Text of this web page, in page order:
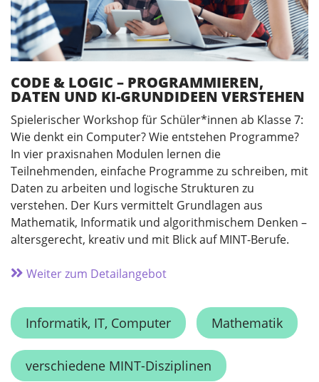
CODE & LOGIC – PROGRAMMIEREN,
DATEN UND KI-GRUNDIDEEN VERSTEHEN
Spielerischer Workshop für Schüler*innen ab Klasse 7:
Wie denkt ein Computer? Wie entstehen Programme?
In vier praxisnahen Modulen lernen die
Teilnehmenden, einfache Programme zu schreiben, mit
Daten zu arbeiten und logische Strukturen zu
verstehen. Der Kurs vermittelt Grundlagen aus
Mathematik, Informatik und algorithmischem Denken –
altersgerecht, kreativ und mit Blick auf MINT-Berufe.
Weiter zum Detailangebot
Informatik, IT, Computer Mathematik
verschiedene MINT-Disziplinen